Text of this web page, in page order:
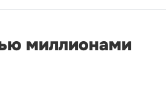
миллионами